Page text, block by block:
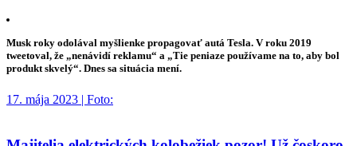
Musk roky odolával myšlienke propagovať autá Tesla. V roku 2019
tweetoval, že „nenávidí reklamu“ a „Tie peniaze používame na to, aby bol
produkt skvelý“. Dnes sa situácia mení.
17. mája 2023 | Foto: